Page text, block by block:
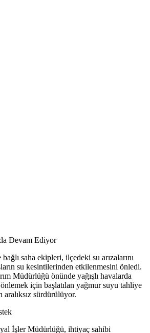
Devam Ediyor
saha ekipleri, ilçedeki su arızalarını
su kesintilerinden etkilenmesini önledi.
Müdürlüğü önünde yağışlı havalarda
için başlatılan yağmur suyu tahliye
aralıksız sürdürülüyor.
İşler Müdürlüğü, ihtiyaç sahibi